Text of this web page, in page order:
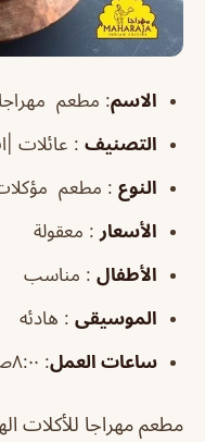
الاسم: مطعم
التصنيف : عائلات
النوع : مطعم
الأسعار : معقولة
الأطفال : مناسب
الموسيقى : هادئه
ساعات العمل:
مطعم مهراجا للأكلات